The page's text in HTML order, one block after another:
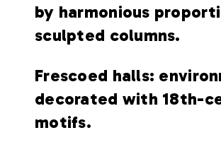
by harmonious
sculpted columns.
Frescoed halls:
decorated with 18th-
motifs.